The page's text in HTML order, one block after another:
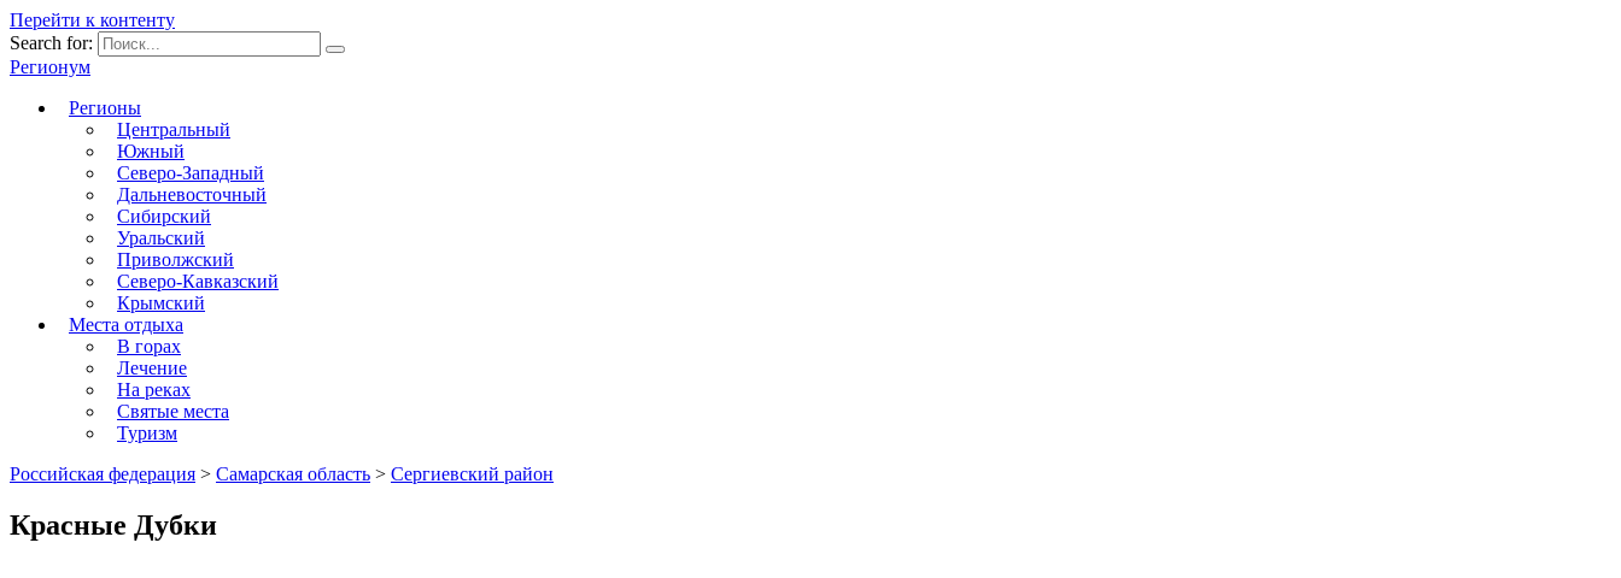
Перейти к контенту
Search for:
Регионум
Регионы
Центральный
Южный
Северо-Западный
Дальневосточный
Сибирский
Уральский
Приволжский
Северо-Кавказский
Крымский
Места отдыха
В горах
Лечение
На реках
Святые места
Туризм
Российская федерация > Самарская область > Сергиевский район
Красные Дубки